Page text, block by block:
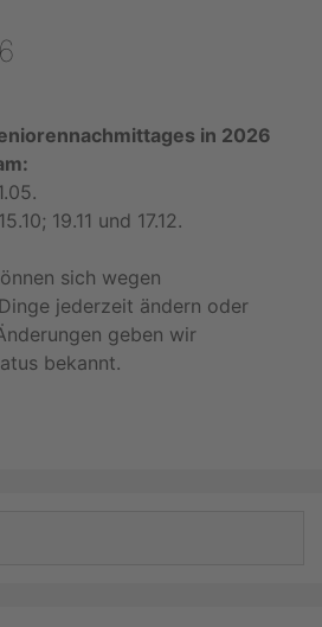
in 2026
19.11 und 17.12.
sich wegen
jederzeit ändern oder
geben wir
bekannt.